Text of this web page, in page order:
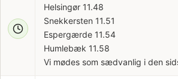
Helsingør 11.48
Snekkersten 11.51
Espergærde 11.54
Humlebæk 11.58
Vi mødes som sædvanlig i den